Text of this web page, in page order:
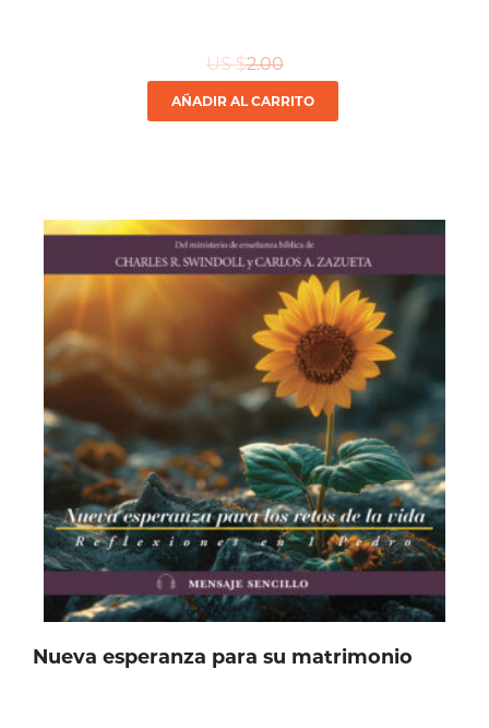
US $2.00
AÑADIR AL CARRITO
Nueva esperanza para su matrimonio